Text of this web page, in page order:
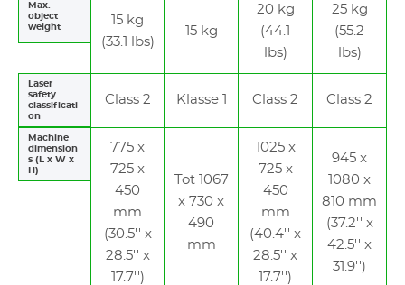
Max.
object
weight
15 kg
(33.1 lbs)
15 kg
20 kg
(44.1
lbs)
25 kg
(55.2
lbs)
Laser
safety
classificati
on
Class 2 Klasse 1 Class 2 Class 2
Machine
dimension
s (L x W x
H)
775 x
725 x
450
mm
(30.5'' x
28.5'' x
17.7'')
Tot 1067
x 730 x
490
mm
1025 x
725 x
450
mm
(40.4'' x
28.5'' x
17.7'')
945 x
1080 x
810 mm
(37.2'' x
42.5'' x
31.9'')